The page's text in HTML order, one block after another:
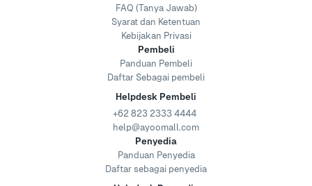
FAQ (Tanya Jawab)
Syarat dan Ketentuan
Kebijakan Privasi
Pembeli
Panduan Pembeli
Daftar Sebagai pembeli
Helpdesk Pembeli
+62 823 2333 4444
help@ayoomall.com
Penyedia
Panduan Penyedia
Daftar sebagai penyedia